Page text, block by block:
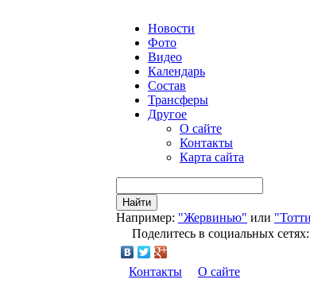
Новости
Фото
Видео
Календарь
Состав
Трансферы
Другое
О сайте
Контакты
Карта сайта
Найти
Например: "Жервинью" или
Поделитесь в социальных сетях:
Контакты О сайте